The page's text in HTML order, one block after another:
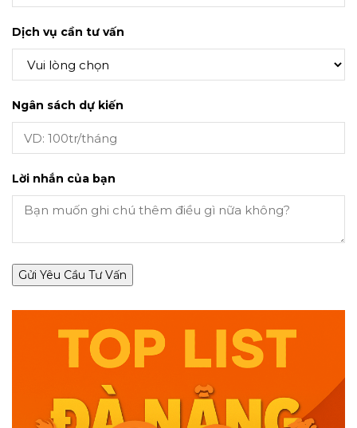
Dịch vụ cần tư vấn
Ngân sách dự kiến
Lời nhắn của bạn
Gửi Yêu Cầu Tư Vấn